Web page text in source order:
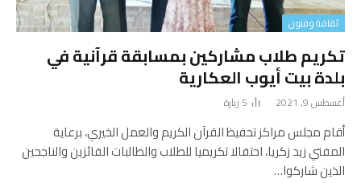
ثقافة وفنون
تكريم طلاب مشاركين بمسابقة قرآنية في
بلدة بيت أيوب العكارية
أغسطس 9, 2021 5 زيارة
أقام مجلس مراكز تحفيظ القرآن الكريم والعمل الخيري، برعاية
المفتي زيد زكريا، احتفالا تكريميا للطلاب والطالبات الفائزين والناجحين
الذين شاركوا…